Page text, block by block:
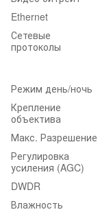
Ethernet
Сетевые
протоколы
Режим день/ночь
Крепление
объектива
Макс. Разрешение
Регулировка
усиления (AGC)
DWDR
Влажность